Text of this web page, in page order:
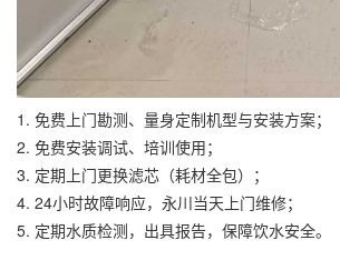
1. 免费上门勘测、量身定制机型与安装方案；
2. 免费安装调试、培训使用；
3. 定期上门更换滤芯（耗材全包）；
4. 24小时故障响应，永川当天上门维修；
5. 定期水质检测，出具报告，保障饮水安全。